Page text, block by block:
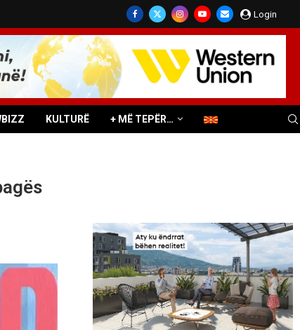
Login
KULTURË + MË TEPËR…